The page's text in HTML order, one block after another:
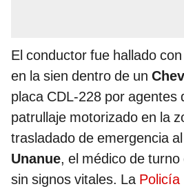
El conductor fue hallado
en la sien dentro de un
placa CDL-228 por agentes
patrullaje motorizado en la
trasladado de emergencia al
Unanue, el médico de
sin signos vitales. La Policía